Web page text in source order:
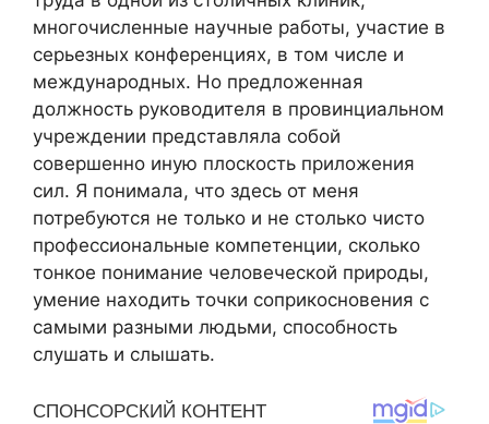
многочисленные научные работы, участие в
серьезных конференциях, в том числе и
международных. Но предложенная
должность руководителя в провинциальном
учреждении представляла собой
совершенно иную плоскость приложения
сил. Я понимала, что здесь от меня
потребуются не только и не столько чисто
профессиональные компетенции, сколько
тонкое понимание человеческой природы,
умение находить точки соприкосновения с
самыми разными людьми, способность
слушать и слышать.